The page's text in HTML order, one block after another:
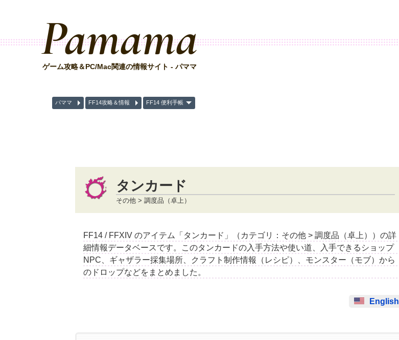
Pamama
ゲーム攻略＆PC/Mac関連の情報サイト - パママ
パママ FF14攻略＆情報 FF14 便利手帳
タンカード
その他 > 調度品（卓上）
FF14 / FFXIV のアイテム「タンカード」（カテゴリ：その他 > 調度品（卓上））の詳
細情報データベースです。このタンカードの入手方法や使い道、入手できるショップ
NPC、ギャザラー採集場所、クラフト制作情報（レシピ）、モンスター（モブ）から
のドロップなどをまとめました。
English